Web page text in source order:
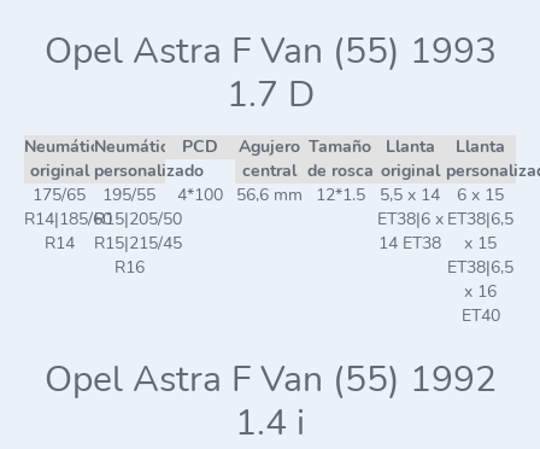
Opel Astra F Van (55) 1993
1.7 D
Neumático
original
Neumático
personalizado
PCD
Agujero
central
Tamaño
de rosca
Llanta
original
Llanta
175/65
R14|185/60
R14
195/55
R15|205/50
R15|215/45
R16
4*100 56,6 mm 12*1.5
5,5 x 14
ET38|6 x
14 ET38
6 x 15
ET38|6,5
x 15
ET38|6,5
x 16
ET40
Opel Astra F Van (55) 1992
1.4 i